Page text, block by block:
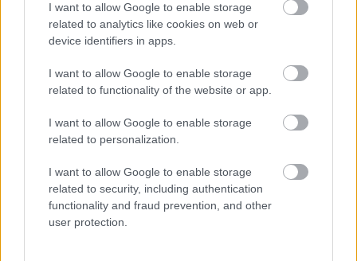
I want to allow Google to enable storage
related to analytics like cookies on web or
device identifiers in apps.
I want to allow Google to enable storage
related to functionality of the website or app.
I want to allow Google to enable storage
related to personalization.
I want to allow Google to enable storage
related to security, including authentication
functionality and fraud prevention, and other
user protection.
Expulsión por doble amonestación
Marcos Alonso (Celta)
Claudio Giraldez no podrá contar con Marcos Alonso en el
partido que medirá a los celestes con el Athletic el próximo
domingo. El defensa fue expulsado por dos amarillas contra
el Rayo y además, sufre un esguince de tobillo. Carlos
Domínguez será el encargado de cubrir su ausencia en el
flanco izquierdo de la zaga gallega.